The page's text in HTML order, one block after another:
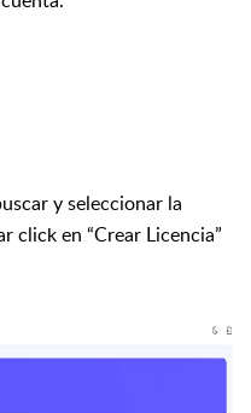
y seleccionar la
click en “Crear Licencia”